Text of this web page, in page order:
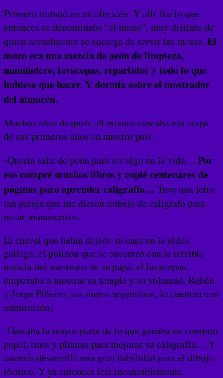
Primero trabajó en un almacén. Y allí fue lo que
entonces se denominaba “el mozo”, muy distinto de
quien actualmente se encarga de servir las mesas. El
mozo era una mezcla de peón de limpieza,
mandadero, lavacopas, repartidor y todo lo que
hubiese que hacer. Y dormía sobre el mostrador
del almacén.
Muchos años después, él mismo evocaba esa etapa
de sus primeros años en nuestro país:
-Quería salir de peón para ser algo en la vida… Por
eso compré muchos libros y copié centenares de
páginas para aprender caligrafía… Tuve una letra
tan pareja que me dieron trabajo de calígrafo para
pasar manuscritos.
El chaval que había dejado su casa en la aldea
gallega, el polizón que se encontró con la terrible
noticia del asesinato de su papá, el lavacopas,
empezaba a mostrar su temple y su voluntad. Rubén
y Jorge Piñeiro, sus nietos argentinos, lo cuentan con
admiración:
-Gastaba la mayor parte de lo que ganaba en comprar
papel, tinta y plumas para mejorar su caligrafía… Y
además desarrolló una gran habilidad para el dibujo
técnico. Y ya entonces leía incansablemente.